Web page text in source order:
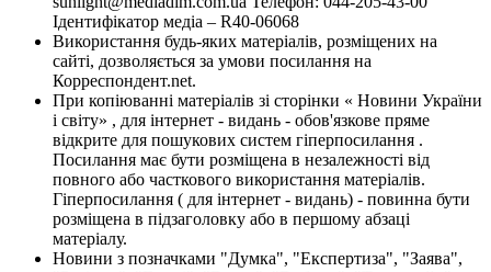
Ідентифікатор медіа – R40-06068
Використання будь-яких матеріалів, розміщених на
сайті, дозволяється за умови посилання на
Корреспондент.net.
При копіюванні матеріалів зі сторінки « Новини України
і світу» , для інтернет - видань - обов'язкове пряме
відкрите для пошукових систем гіперпосилання .
Посилання має бути розміщена в незалежності від
повного або часткового використання матеріалів.
Гіперпосилання ( для інтернет - видань) - повинна бути
розміщена в підзаголовку або в першому абзаці
матеріалу.
Новини з позначками "Думка", "Експертиза", "Заява",